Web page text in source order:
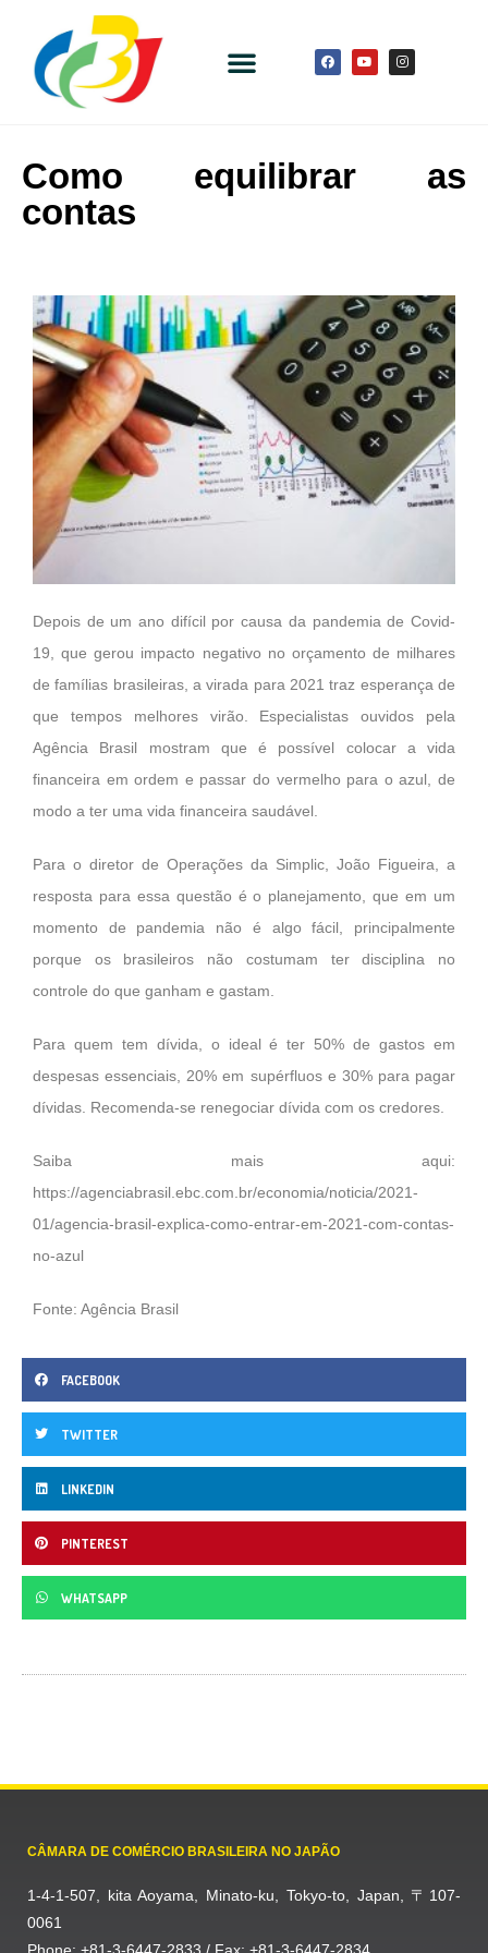
Como equilibrar as
contas
Depois de um ano difícil por causa da pandemia de Covid-
19, que gerou impacto negativo no orçamento de milhares
de famílias brasileiras, a virada para 2021 traz esperança de
que tempos melhores virão. Especialistas ouvidos pela
Agência Brasil mostram que é possível colocar a vida
financeira em ordem e passar do vermelho para o azul, de
modo a ter uma vida financeira saudável.
Para o diretor de Operações da Simplic, João Figueira, a
resposta para essa questão é o planejamento, que em um
momento de pandemia não é algo fácil, principalmente
porque os brasileiros não costumam ter disciplina no
controle do que ganham e gastam.
Para quem tem dívida, o ideal é ter 50% de gastos em
despesas essenciais, 20% em supérfluos e 30% para pagar
dívidas. Recomenda-se renegociar dívida com os credores.
Saiba mais aqui:
https://agenciabrasil.ebc.com.br/economia/noticia/2021-
01/agencia-brasil-explica-como-entrar-em-2021-com-contas-
no-azul
Fonte: Agência Brasil
FACEBOOK
TWITTER
LINKEDIN
PINTEREST
WHATSAPP
CÂMARA DE COMÉRCIO BRASILEIRA NO JAPÃO
1-4-1-507, kita Aoyama, Minato-ku, Tokyo-to, Japan, 〒107-
0061